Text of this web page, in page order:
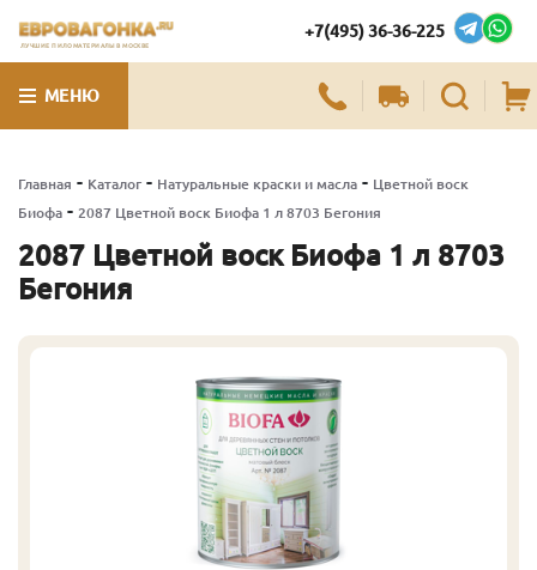
ЛУЧШИЕ ПИЛОМАТЕРИАЛЫ В МОСКВЕ
+7(495) 36-36-225
МЕНЮ
Главная - Каталог - Натуральные краски и масла - Цветной воск
Биофа - 2087 Цветной воск Биофа 1 л 8703 Бегония
2087 Цветной воск Биофа 1 л 8703
Бегония